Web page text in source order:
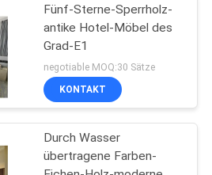
Fünf-Sterne-Sperrholz-
antike Hotel-Möbel des
Grad-E1
negotiable MOQ:30 Sätze
KONTAKT
Durch Wasser
übertragene Farben-